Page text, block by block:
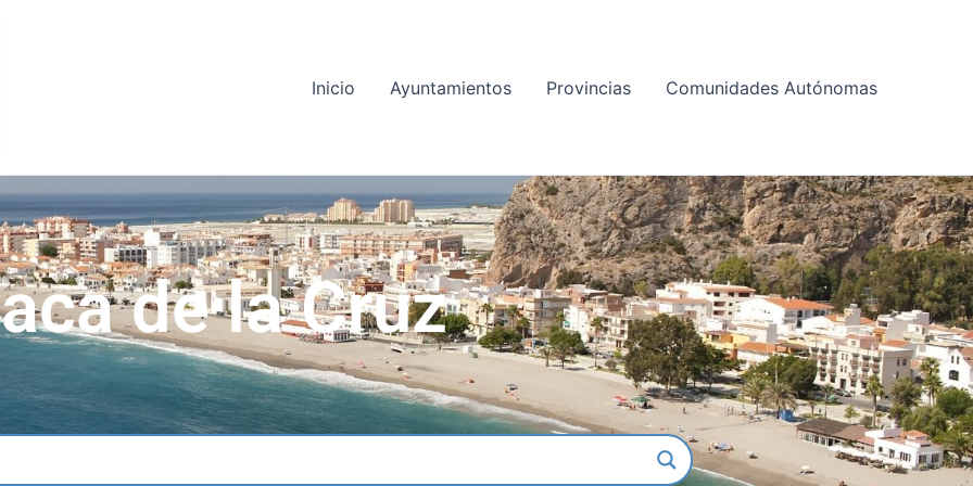
Inicio
Ayuntamientos Provincias Comunidades Autónomas
de la Cruz